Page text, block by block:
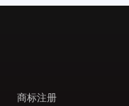
商标注册